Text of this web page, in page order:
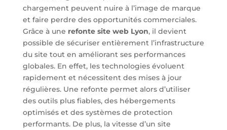
chargement peuvent nuire à l’image de marque
et faire perdre des opportunités commerciales.
Grâce à une refonte site web Lyon, il devient
possible de sécuriser entièrement l’infrastructure
du site tout en améliorant ses performances
globales. En effet, les technologies évoluent
rapidement et nécessitent des mises à jour
régulières. Une refonte permet alors d’utiliser
des outils plus fiables, des hébergements
optimisés et des systèmes de protection
performants. De plus, la vitesse d’un site